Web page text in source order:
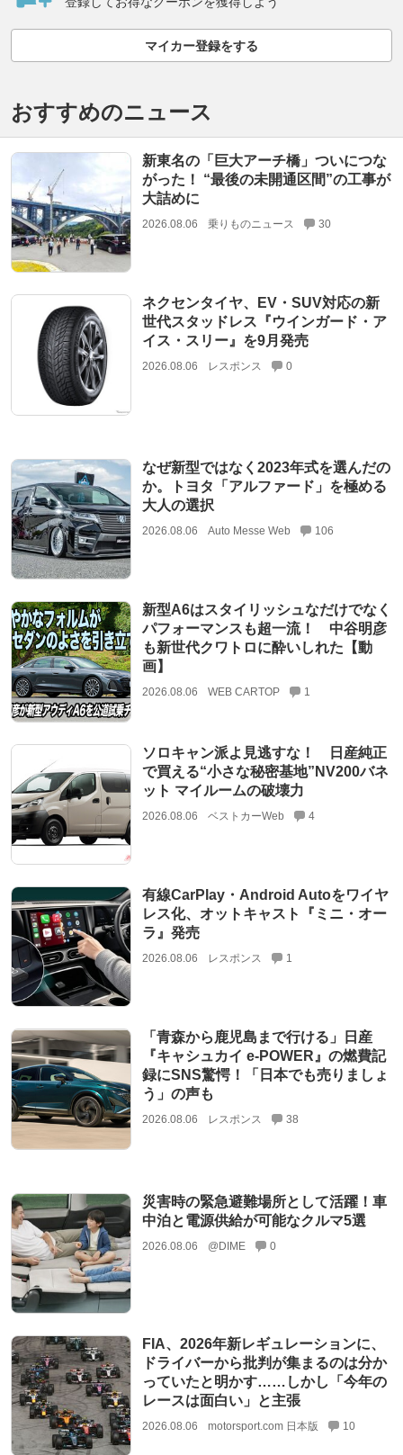
マイカー登録をする
おすすめのニュース
新東名の「巨大アーチ橋」ついにつな
がった！ “最後の未開通区間”の工事が
大詰めに
2026.08.06 乗りものニュース 30
ネクセンタイヤ、EV・SUV対応の新
世代スタッドレス『ウインガード・ア
イス・スリー』を9月発売
2026.08.06 レスポンス 0
なぜ新型ではなく2023年式を選んだの
か。トヨタ「アルファード」を極める
大人の選択
2026.08.06 Auto Messe Web 106
新型A6はスタイリッシュなだけでなく
パフォーマンスも超一流！ 中谷明彦
も新世代クワトロに酔いしれた【動
画】
2026.08.06 WEB CARTOP 1
ソロキャン派よ見逃すな！ 日産純正
で買える“小さな秘密基地”NV200バネ
ット マイルームの破壊力
2026.08.06 ベストカーWeb 4
有線CarPlay・Android Autoをワイヤ
レス化、オットキャスト『ミニ・オー
ラ』発売
2026.08.06 レスポンス 1
「青森から鹿児島まで行ける」日産
『キャシュカイ e-POWER』の燃費記
録にSNS驚愕！「日本でも売りましょ
う」の声も
2026.08.06 レスポンス 38
災害時の緊急避難場所として活躍！車
中泊と電源供給が可能なクルマ5選
2026.08.06 @DIME 0
FIA、2026年新レギュレーションに、
ドライバーから批判が集まるのは分か
っていたと明かす……しかし「今年の
レースは面白い」と主張
2026.08.06 motorsport.com 日本版 10